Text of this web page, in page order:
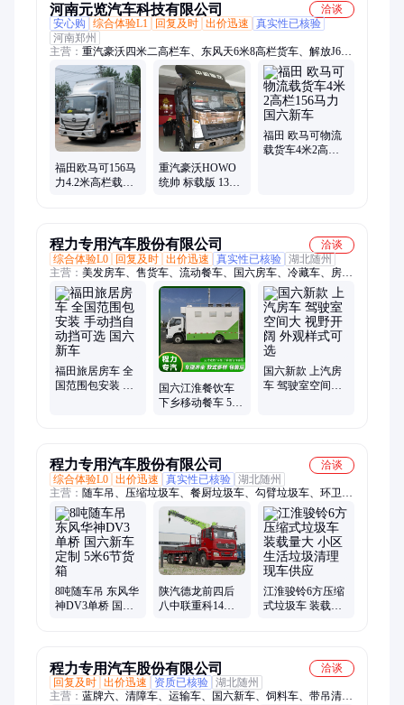
河南元览汽车科技有限公司
洽谈
安心购
综合体验L1 回复及时 出价迅速
真实性已核验
河南郑州
主营： 重汽豪沃四米二高栏车、东风天6米8高栏货车、解放J6L6
米8厢式、4米2高栏货车新车报价、重汽豪沃统帅4米2、6米8冷
藏车、解放领途四米二高栏、190马力四米二高栏、东风天龙商
用车、重气豪沃悍将轻卡货车、纯电动前四后八自卸车、二手车
4米2高栏出租、东风多利卡厢式轻卡、重汽豪沃6米8高栏、解放
J6F4米2高栏、重汽四米二190马力、6米8平板、福田欧马可4米2
货车
福田欧马可156马
力4.2米高栏载货
重汽豪沃HOWO
统帅 标载版 130
福田 欧马可物流
载货车4米2高栏
程力专用汽车股份有限公司
洽谈
综合体验L0
回复及时 出价迅速 真实性已核验 湖北随州
主营： 美发房车、售货车、流动餐车、国六房车、冷藏车、房
车、旅居车、高空作业车、半挂自卸车、道路救援清障车
福田旅居房车 全
国范围包安装 手
国六江淮餐饮车
下乡移动餐车 5厘
国六新款 上汽房
车 驾驶室空间大
程力专用汽车股份有限公司
洽谈
综合体验L0 出价迅速 真实性已核验 湖北随州
主营： 随车吊、压缩垃圾车、餐厨垃圾车、勾臂垃圾车、环卫
车、高空作业车、洒水车、清洗吸污车
8吨随车吊 东风华
神DV3单桥 国六
陕汽德龙前四后
八中联重科14吨5
江淮骏铃6方压缩
式垃圾车 装载量
程力专用汽车股份有限公司
洽谈
回复及时 出价迅速 资质已核验 湖北随州
主营： 蓝牌六、清障车、运输车、国六新车、饲料车、带吊清、